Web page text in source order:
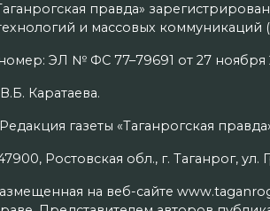
правда»
и массовых коммуникаций
ЭЛ № ФС 77–79691 от 27 ноября
Каратаева.
газеты «Таганрогская
Ростовская обл., г. Таганрог, ул.
на веб-сайте